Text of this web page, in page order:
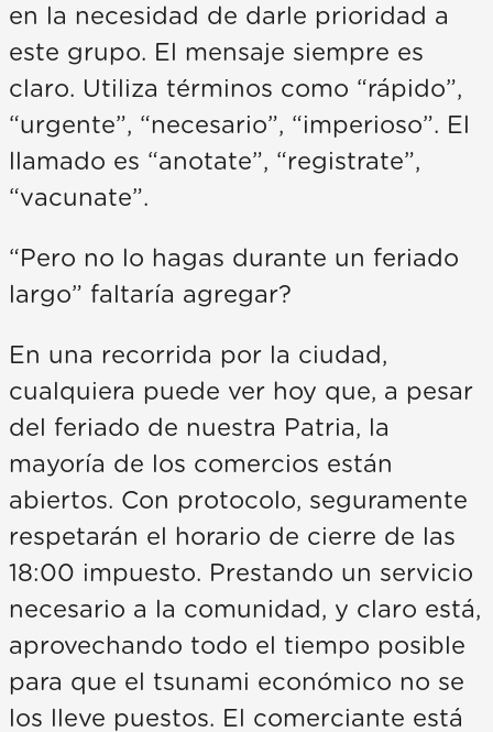
en la necesidad de darle prioridad a
este grupo. El mensaje siempre es
claro. Utiliza términos como “rápido”,
“urgente”, “necesario”, “imperioso”. El
llamado es “anotate”, “registrate”,
“vacunate”.
“Pero no lo hagas durante un feriado
largo” faltaría agregar?
En una recorrida por la ciudad,
cualquiera puede ver hoy que, a pesar
del feriado de nuestra Patria, la
mayoría de los comercios están
abiertos. Con protocolo, seguramente
respetarán el horario de cierre de las
18:00 impuesto. Prestando un servicio
necesario a la comunidad, y claro está,
aprovechando todo el tiempo posible
para que el tsunami económico no se
los lleve puestos. El comerciante está